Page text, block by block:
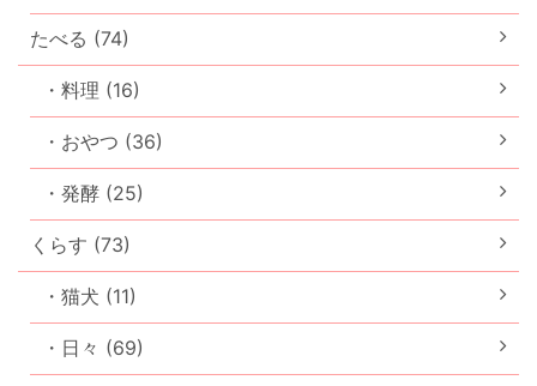
たべる (74)
・料理 (16)
・おやつ (36)
・発酵 (25)
くらす (73)
・猫犬 (11)
・日々 (69)